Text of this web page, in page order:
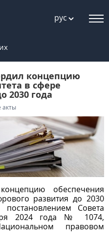
рус
концепцию
в сфере
2030 года
акты
обеспечения
развития до 2030
Совета
2024 года № 1074,
правовом